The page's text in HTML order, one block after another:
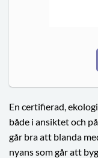
En certifierad,
både i ansiktet och
går bra att blanda
nyans som går att